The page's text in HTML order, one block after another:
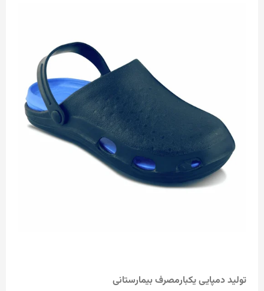
تولید دمپایی یکبارمصرف بیمارستانی